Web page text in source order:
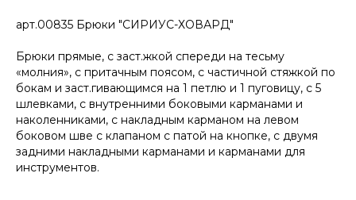
арт.00835 Брюки "СИРИУС-ХОВАРД"
Брюки прямые, с заст.жкой спереди на тесьму
«молния», с притачным поясом, с частичной стяжкой по
бокам и заст.гивающимся на 1 петлю и 1 пуговицу, с 5
шлевками, с внутренними боковыми карманами и
наколенниками, с накладным карманом на левом
боковом шве с клапаном с патой на кнопке, с двумя
задними накладными карманами и карманами для
инструментов.